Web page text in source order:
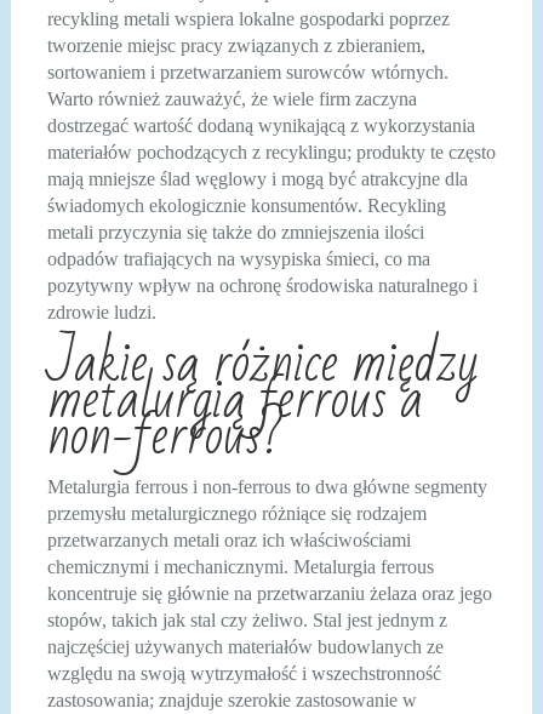
recykling metali wspiera lokalne gospodarki poprzez
tworzenie miejsc pracy związanych z zbieraniem,
sortowaniem i przetwarzaniem surowców wtórnych.
Warto również zauważyć, że wiele firm zaczyna
dostrzegać wartość dodaną wynikającą z wykorzystania
materiałów pochodzących z recyklingu; produkty te często
mają mniejsze ślad węglowy i mogą być atrakcyjne dla
świadomych ekologicznie konsumentów. Recykling
metali przyczynia się także do zmniejszenia ilości
odpadów trafiających na wysypiska śmieci, co ma
pozytywny wpływ na ochronę środowiska naturalnego i
zdrowie ludzi.
Jakie są różnice między
metalurgią ferrous a
non-ferrous?
Metalurgia ferrous i non-ferrous to dwa główne segmenty
przemysłu metalurgicznego różniące się rodzajem
przetwarzanych metali oraz ich właściwościami
chemicznymi i mechanicznymi. Metalurgia ferrous
koncentruje się głównie na przetwarzaniu żelaza oraz jego
stopów, takich jak stal czy żeliwo. Stal jest jednym z
najczęściej używanych materiałów budowlanych ze
względu na swoją wytrzymałość i wszechstronność
zastosowania; znajduje szerokie zastosowanie w